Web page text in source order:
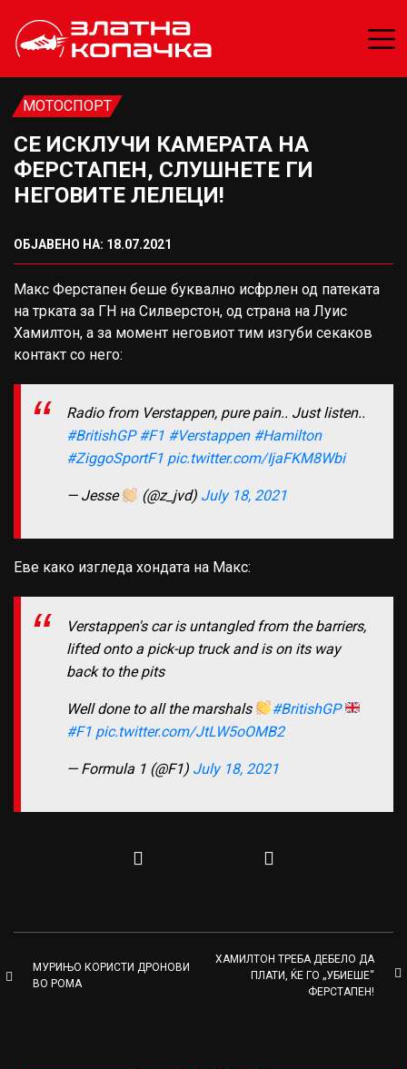
МОТОСПОРТ
СЕ ИСКЛУЧИ КАМЕРАТА НА
ФЕРСТАПЕН, СЛУШНЕТЕ ГИ
НЕГОВИТЕ ЛЕЛЕЦИ!
ОБЈАВЕНО НА: 18.07.2021
Макс Ферстапен беше буквално исфрлен од патеката
на трката за ГН на Силверстон, од страна на Луис
Хамилтон, а за момент неговиот тим изгуби секаков
контакт со него:
Radio from Verstappen, pure pain.. Just listen..
#BritishGP #F1 #Verstappen #Hamilton
#ZiggoSportF1 pic.twitter.com/IjaFKM8Wbi
— Jesse (@z_jvd) July 18, 2021
Еве како изгледа хондата на Макс:
Verstappen's car is untangled from the barriers,
lifted onto a pick-up truck and is on its way
back to the pits
Well done to all the marshals
#BritishGP
#F1 pic.twitter.com/JtLW5oOMB2
— Formula 1 (@F1) July 18, 2021
МУРИЊО КОРИСТИ ДРОНОВИ
ВО РОМА
ХАМИЛТОН ТРЕБА ДЕБЕЛО ДА
ПЛАТИ, ЌЕ ГО „УБИЕШЕ“
ФЕРСТАПЕН!